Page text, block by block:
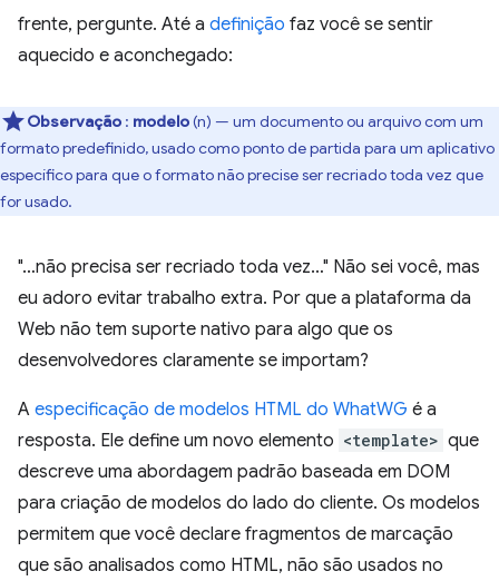
frente, pergunte. Até a definição faz você se sentir
aquecido e aconchegado:
Observação : modelo(n) — um documento ou arquivo com um
formato predefinido, usado como ponto de partida para um aplicativo
específico para que o formato não precise ser recriado toda vez que
for usado.
"…não precisa ser recriado toda vez…" Não sei você, mas
eu adoro evitar trabalho extra. Por que a plataforma da
Web não tem suporte nativo para algo que os
desenvolvedores claramente se importam?
A especificação de modelos HTML do WhatWG é a
resposta. Ele define um novo elemento <template> que
descreve uma abordagem padrão baseada em DOM
para criação de modelos do lado do cliente. Os modelos
permitem que você declare fragmentos de marcação
que são analisados como HTML, não são usados no